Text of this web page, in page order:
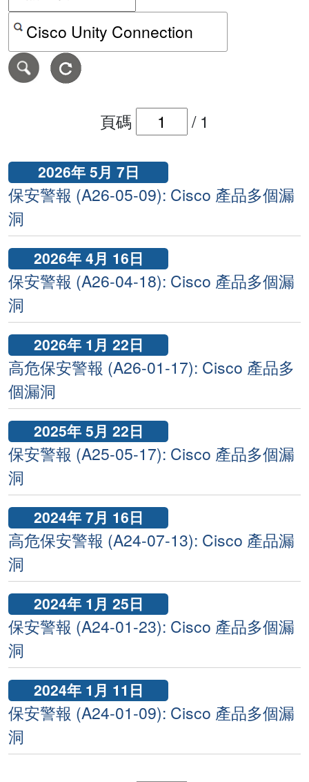
按關鍵字或 CVE ID 搜尋保安警報
頁碼 / 1
2026年 5月 7日
保安警報 (A26-05-09): Cisco 產品多個漏
洞
2026年 4月 16日
保安警報 (A26-04-18): Cisco 產品多個漏
洞
2026年 1月 22日
高危保安警報 (A26-01-17): Cisco 產品多
個漏洞
2025年 5月 22日
保安警報 (A25-05-17): Cisco 產品多個漏
洞
2024年 7月 16日
高危保安警報 (A24-07-13): Cisco 產品漏
洞
2024年 1月 25日
保安警報 (A24-01-23): Cisco 產品多個漏
洞
2024年 1月 11日
保安警報 (A24-01-09): Cisco 產品多個漏
洞